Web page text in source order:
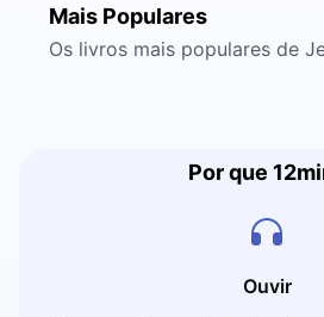
Mais Populares
Os livros mais populares de
Por que
Ouvir